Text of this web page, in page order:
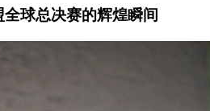
球总决赛的辉煌瞬间